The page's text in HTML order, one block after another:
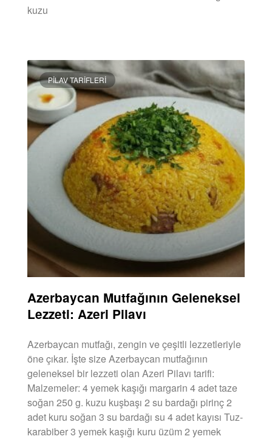
kuzu
PILAV TARIFLERI
Azerbaycan Mutfağının Geleneksel
Lezzeti: Azeri Pilavı
Azerbaycan mutfağı, zengin ve çeşitli lezzetleriyle
öne çıkar. İşte size Azerbaycan mutfağının
geleneksel bir lezzeti olan Azeri Pilavı tarifi:
Malzemeler: 4 yemek kaşığı margarin 4 adet taze
soğan 250 g. kuzu kuşbaşı 2 su bardağı pirinç 2
adet kuru soğan 3 su bardağı su 4 adet kayısı Tuz-
karabiber 3 yemek kaşığı kuru üzüm 2 yemek